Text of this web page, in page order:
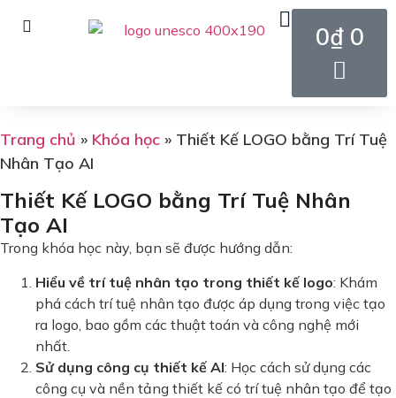
0₫ 0
Trang chủ » Khóa học » Thiết Kế LOGO bằng Trí Tuệ
Nhân Tạo AI
Thiết Kế LOGO bằng Trí Tuệ Nhân
Tạo AI
Trong khóa học này, bạn sẽ được hướng dẫn:
Hiểu về trí tuệ nhân tạo trong thiết kế logo: Khám
phá cách trí tuệ nhân tạo được áp dụng trong việc tạo
ra logo, bao gồm các thuật toán và công nghệ mới
nhất.
Sử dụng công cụ thiết kế AI: Học cách sử dụng các
công cụ và nền tảng thiết kế có trí tuệ nhân tạo để tạo